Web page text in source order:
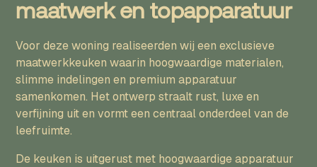
maatwerk en topapparatuur
Voor deze woning realiseerden wij een exclusieve
maatwerkkeuken waarin hoogwaardige materialen,
slimme indelingen en premium apparatuur
samenkomen. Het ontwerp straalt rust, luxe en
verfijning uit en vormt een centraal onderdeel van de
leefruimte.
De keuken is uitgerust met hoogwaardige apparatuur